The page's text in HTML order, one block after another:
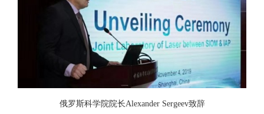
俄罗斯科学院院长Alexander Sergeev致辞